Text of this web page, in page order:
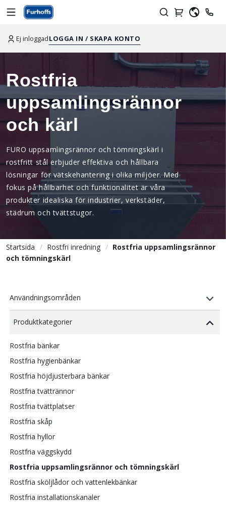
Ej inloggadLOGGA IN / SKAPA KONTO
Startsida Rostfri inredning
Rostfria uppsamlingsrännor
och tömningskärl
Rostfria
uppsamlingsrännor
och kärl
FURO uppsamlingsrännor och tömningskärl i
rostfritt stål erbjuder effektiva och hållbara
lösningar för vätskehantering i olika miljöer. Med
fokus på hållbarhet och funktionalitet är våra
produkter idealiska för industrier, verkstäder,
städrum och tvättstugor.
Användningsområden
Produktkategorier
Rostfria bänkar
Rostfria hygienbänkar
Rostfria höjdjusterbara bänkar
Rostfria tvättrännor
Rostfria tvättplatser
Rostfria skåp
Rostfria hyllor
Rostfria väggskydd
Rostfria uppsamlingsrännor och tömningskärl
Rostfria sköljlådor och vattenlekbänkar
Rostfria installationskanaler